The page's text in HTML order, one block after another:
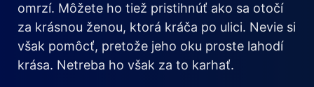
omrzí. Môžete ho tiež pristihnúť ako sa otočí
za krásnou ženou, ktorá kráča po ulici. Nevie si
však pomôcť, pretože jeho oku proste lahodí
krása. Netreba ho však za to karhať.